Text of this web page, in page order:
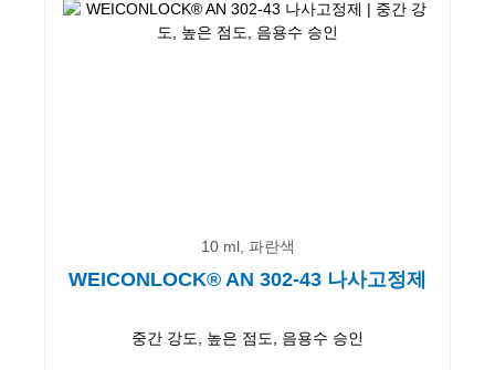
10 ml, 파란색
WEICONLOCK® AN 302-43 나사고정제
중간 강도, 높은 점도, 음용수 승인